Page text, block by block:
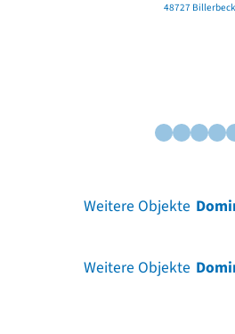
48727 Billerbeck
Weitere Objekte
Weitere Objekte